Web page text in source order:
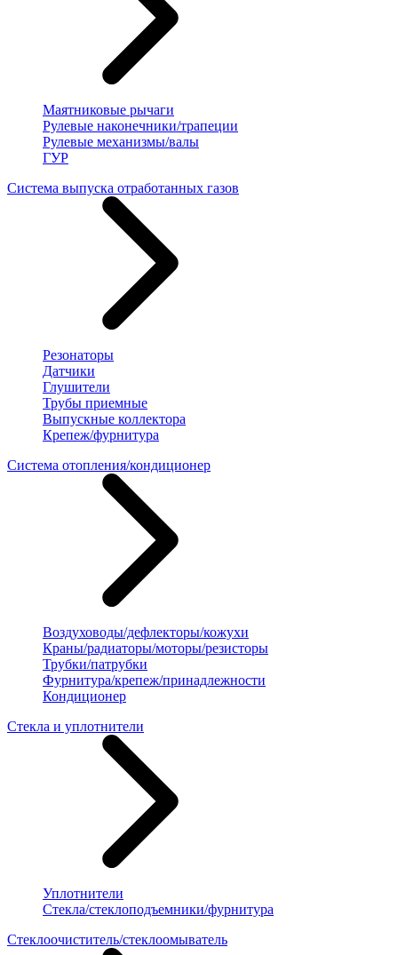
Маятниковые рычаги
Рулевые наконечники/трапеции
Рулевые механизмы/валы
ГУР
Система выпуска отработанных газов
Резонаторы
Датчики
Глушители
Трубы приемные
Выпускные коллектора
Крепеж/фурнитура
Система отопления/кондиционер
Воздуховоды/дефлекторы/кожухи
Краны/радиаторы/моторы/резисторы
Трубки/патрубки
Фурнитура/крепеж/принадлежности
Кондиционер
Стекла и уплотнители
Уплотнители
Стекла/стеклоподъемники/фурнитура
Стеклоочиститель/стеклоомыватель